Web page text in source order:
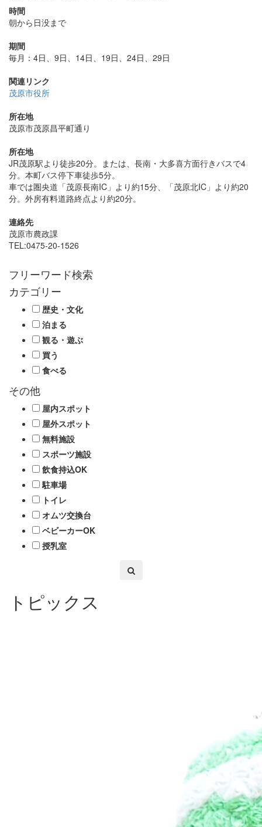
時間
朝から日没まで
期間
毎月：4日、9日、14日、19日、24日、29日
関連リンク
茂原市役所
所在地
茂原市茂原昌平町通り
所在地
JR茂原駅より徒歩20分。または、長南・大多喜方面行きバスで4
分。本町バス停下車徒歩5分。
車では圏央道「茂原長南IC」より約15分、「茂原北IC」より約20
分。外房有料道路終点より約20分。
連絡先
茂原市農政課
TEL:0475-20-1526
フリーワード検索
カテゴリー
歴史・文化
泊まる
観る・遊ぶ
買う
食べる
その他
屋内スポット
屋外スポット
無料施設
スポーツ施設
飲食持込OK
駐車場
トイレ
オムツ交換台
ベビーカーOK
授乳室
トピックス